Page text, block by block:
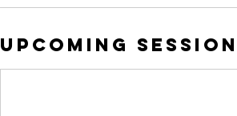
Upcoming